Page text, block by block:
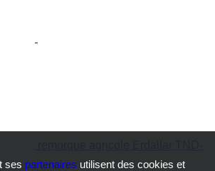
ses partenaires utilisent des cookies et